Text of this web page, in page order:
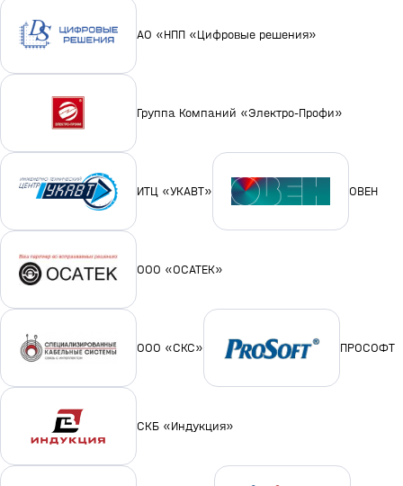
АО «НПП «Цифровые решения»
Группа Компаний «Электро-Профи»
ИТЦ «УКАВТ» ОВЕН
ООО «ОСАТЕК»
ООО «СКС» ПРОСОФТ
СКБ «Индукция»